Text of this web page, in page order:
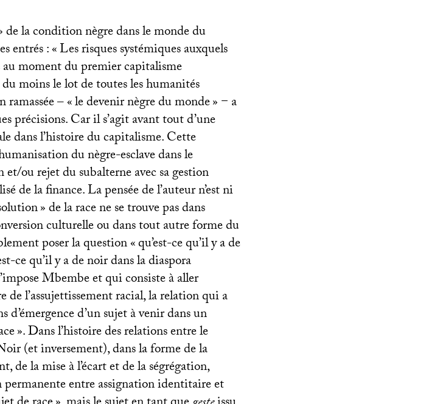
de la condition nègre dans le monde du
entrés : «Les risques systémiques auxquels
au moment du premier capitalisme
moins le lot de toutes les humanités
– «le devenir nègre du monde» − a
précisions. Car il s’agit avant tout d’une
dans l’histoire du capitalisme. Cette
du nègre-esclave dans le
ou rejet du subalterne avec sa gestion
de la finance. La pensée de l’auteur n’est ni
» de la race ne se trouve pas dans
culturelle ou dans tout autre forme du
poser la question «qu’est-ce qu’il y a de
ce qu’il y a de noir dans la diaspora
Mbembe et qui consiste à aller
l’assujettissement racial, la relation qui a
d’un sujet à venir dans un
». Dans l’histoire des relations entre le
(et inversement), dans la forme de la
de la mise à l’écart et de la ségrégation,
entre assignation identitaire et